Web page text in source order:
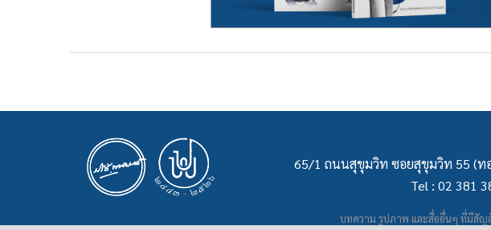
65/1 ถนนสุขุมวิท ซอยสุขุมวิท 55 (ท
Tel : 02 381
บทความ รูปภาพ และสื่ออื่นๆ ที่มีสัญ